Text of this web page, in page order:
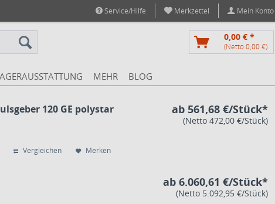
Service/Hilfe Merkzettel Mein Konto
0,00 € *
(Netto 0,00 €)
MEHR BLOG
120 GE polystar
Vergleichen Merken
ab 561,68 €/Stück*
(Netto 472,00 €/Stück)
ab 6.060,61 €/Stück*
(Netto 5.092,95 €/Stück)